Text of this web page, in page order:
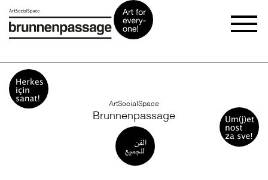
ArtSocialSpace
Brunnenpassage